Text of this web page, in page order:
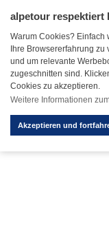
alpetour respektiert
Warum Cookies? Einfach
Ihre Browsererfahrung
und um relevante
zugeschnitten sind.
Cookies zu akzeptieren.
Weitere Informationen
Akzeptieren und